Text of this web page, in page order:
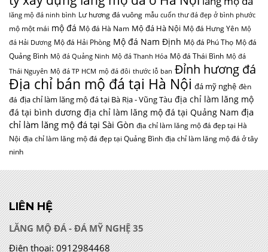
lăng mộ đá ninh bình Lư hương đá vuông mẫu cuốn thư đá đẹp ở bình phước
mộ một mái mộ đá Mộ đá Hà Nam Mộ đá Hà Nội Mộ đá Hưng Yên Mộ
đá Hải Dương Mộ đá Hải Phòng Mộ đá Nam Định Mộ đá Phú Thọ Mộ đá
Quảng Bình Mộ đá Quảng Ninh Mộ đá Thanh Hóa Mộ đá Thái Bình Mộ đá
Thái Nguyên Mộ đá TP HCM mộ đá đôi thước lỗ ban Đỉnh hương đá
Địa chỉ bán mộ đá tại Hà Nội đá mỹ nghệ đèn
đá địa chỉ làm lăng mộ đá tại Bà Rịa - Vũng Tàu địa chỉ làm lăng mộ
đá tại bình dương địa chỉ làm lăng mộ đá tại Quảng Nam địa
chỉ làm lăng mộ đá tại Sài Gòn địa chỉ làm lăng mộ đá đẹp tại Hà
Nội địa chỉ làm lăng mộ đá đẹp tại Quảng Bình địa chỉ làm lăng mộ đá ở tây
ninh
LIÊN HỆ
LĂNG MỘ ĐÁ - ĐÁ MỸ NGHỆ 35
Điện thoại: 0912984468